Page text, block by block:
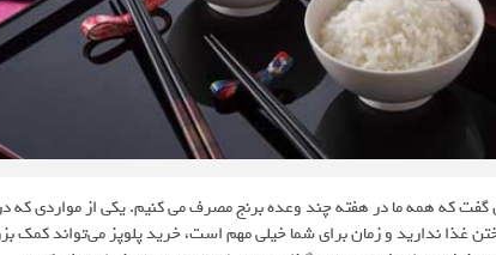
که همه ما در هفته چند وعده برنج مصرف می کنیم. یکی از مواردی که
غذا ندارید و زمان برای شما خیلی مهم است، خرید پلوپز می‌تواند کمک